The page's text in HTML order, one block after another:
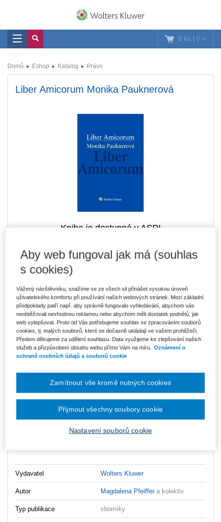
0 ks | 0
Domů Eshop Katalog Právo
Liber Amicorum Monika Pauknerová
Kniha je dostupná v ASPI
E-kniha Smarteca + soubory ke stažení
Co je Smarteca?
Kde najdu soubory e-knih?
Upozorňujeme, že v období od 1.8. do 21.8. z technických
důvodů nemůžeme vystavovat daňové doklady. Budou vám
zaslány dodatečně e-mailem.
Ke stažení
OBSAH_Liber_Amicorum_Monika_Pauknerova
Uvodni_slovo_editoru_Liber_Amicorum_Monika_Pauknerova
Vydavatel Wolters Kluwer
Autor Magdalena Pfeiffera kolektiv
Typ publikace sborníky
Aby web fungoval jak má (souhlas
s cookies)
Vážený návštěvníku, snažíme se ze všech sil přinášet vysokou úroveň
uživatelského komfortu při používání našich webových stránek. Mezi základní
předpoklady patří např. aby správně fungovalo vyhledávání, abychom vás
neobtěžovali nevhodnou reklamou nebo abychom měli dostatek podnětů, jak
web vylepšovat. Proto od Vás potřebujeme souhlas se zpracováním souborů
cookies, tj. malých souborů, které se dočasně ukládají ve vašem prohlížeči.
Předem děkujeme za udělení souhlasu. Data využijeme ke zlepšování našich
služeb a přizpůsobení obsahu webu přímo Vám na míru.
Oznámení o
ochraně osobních údajů a souborů cookie
Nastavení souborů cookie
Zamítnout vše kromě nutných cookies
Přijmout všechny soubory cookie